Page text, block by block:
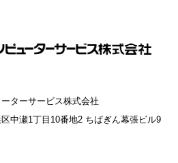
ターサービス株式会社
中瀬1丁目10番地2 ちばぎん幕張ビル9